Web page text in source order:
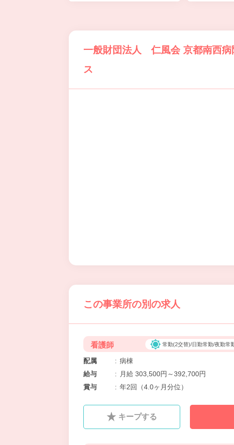
一般財団法人 仁風会 京都南西病
ス
この事業所の別の求人
看護師 常勤(2交替)/日勤常勤/夜勤常
配属 : 病棟
給与
:
月給 303,500円～392,700円
賞与
: 年2回（4.0ヶ月分位）
キープする